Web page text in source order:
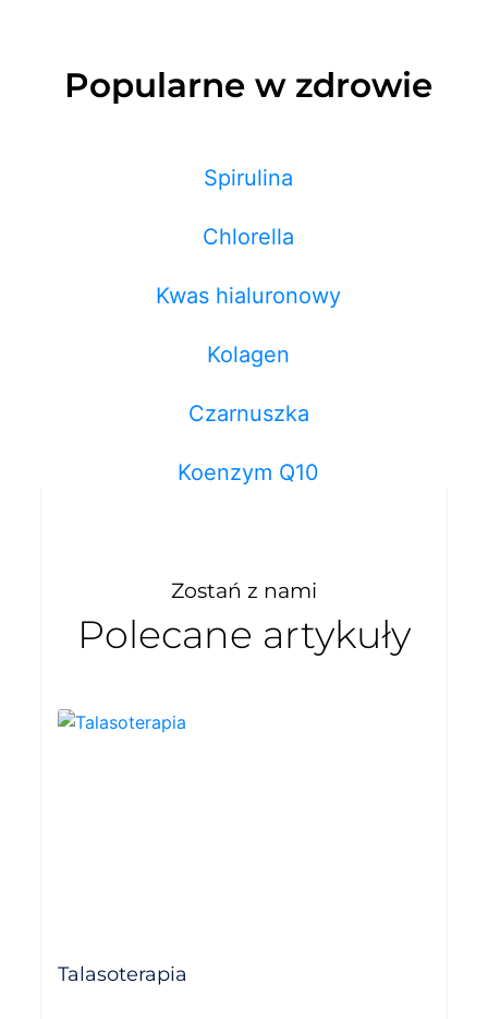
Popularne w zdrowie
Spirulina
Chlorella
Kwas hialuronowy
Kolagen
Czarnuszka
Koenzym Q10
Zostań z nami
Polecane artykuły
Talasoterapia